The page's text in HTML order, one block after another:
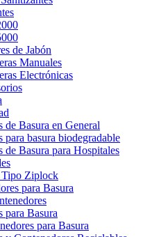
de Jabón
Manuales
Electrónicas
de Basura en General
para basura biodegradable
de Basura para Hospitales
Tipo Ziplock
para Basura
para Basura
para Basura